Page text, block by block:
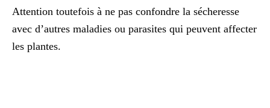
Attention toutefois à ne pas confondre la sécheresse
avec d’autres maladies ou parasites qui peuvent affecter
les plantes.